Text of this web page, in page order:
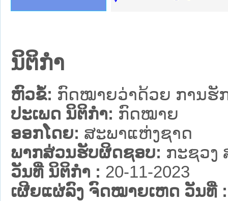
ນິຕິກໍາ
ຫົວຂໍ້: ກົດໝາຍວ່າດ້ວຍ ການຮັ
ປະເພດ ນິຕິກໍາ: ກົດໝາຍ
ອອກໂດຍ: ສະພາແຫ່ງຊາດ
ພາກສ່ວນຮັບຜິດຊອບ: ກະຊວງ
ວັນທີ່ ນິຕິກໍາ : 20-11-2023
ເຜີຍແຜ່ລົງ ຈົດໝາຍເຫດ ວັນທີ່ :